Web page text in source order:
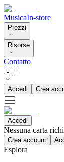
MusicaIn-store
Prezzi
Risorse
Contatto
🇮🇹
Accedi Crea
Accedi
Nessuna carta
Crea account
Esplora